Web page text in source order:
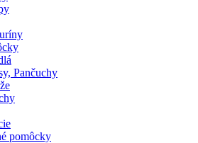
Pančuchy
pomôcky